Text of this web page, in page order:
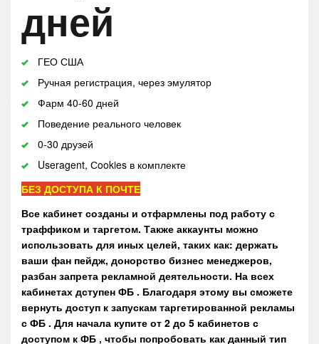
дней
ГЕО США
Ручная регистрация, через эмулятор
Фарм 40-60 дней
Поведение реального человек
0-30 друзей
Useragent, Сookies в комплекте
БЕЗ ДОСТУПА К ПОЧТЕ
Все кабинет созданы и отфармлены под работу с
траффиком и таргетом. Также аккаунты можно
использовать для иных целей, таких как: держать
ваши фан пейдж, донорство бизнес менеджеров,
разбан запрета рекламной деятельности. На всех
кабинетах дступен ФБ . Благодаря этому вы сможете
вернуть доступ к запускам таргетированной рекламы
с ФБ . Для начала купите от 2 до 5 кабинетов с
доступом к ФБ , чтобы попробовать как данный тип